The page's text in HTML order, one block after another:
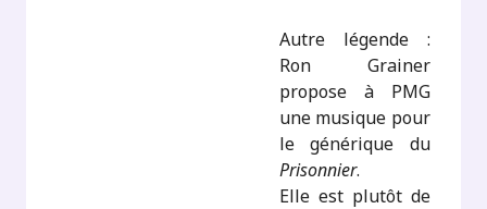
Autre légende :
Ron Grainer
propose à PMG
une musique pour
le générique du
Prisonnier.
Elle est plutôt de